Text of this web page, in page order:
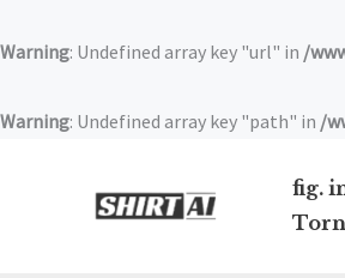
Warning: Undefined array key "url" in /
Warning: Undefined array key "path" in /
para
conteúdo
fig.